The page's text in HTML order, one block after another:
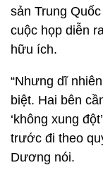
sản Trung
cuộc họp diễn
hữu ích.
“Nhưng dĩ
biệt. Hai bên
‘không xung
trước đi theo
Dương nói.